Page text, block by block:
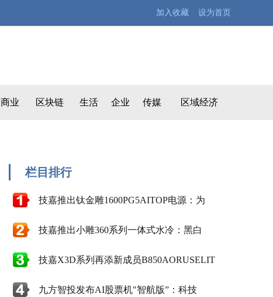
加入收藏 设为首页
商业 区块链 生活 企业 传媒 区域经济
栏目排行
技嘉推出钛金雕1600PG5AITOP电源：为
技嘉推出小雕360系列一体式水冷：黑白
技嘉X3D系列再添新成员B850AORUSELIT
九方智投发布AI股票机"智航版”：科技